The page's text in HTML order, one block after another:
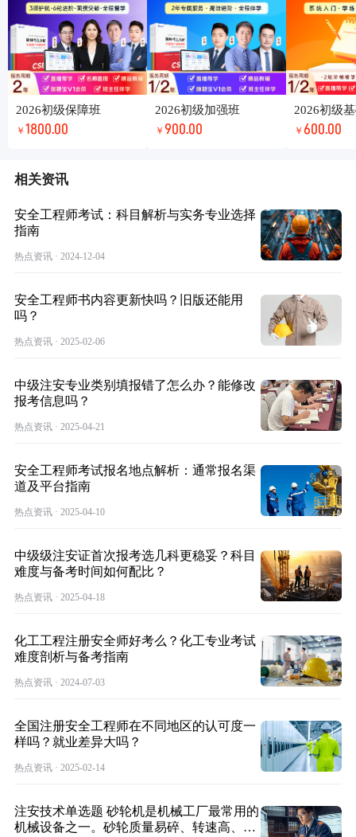
2026初级保障班
￥ 1800.00
2026初级加强班
￥ 900.00
2026初级
￥ 600.00
相关资讯
​安全工程师考试：科目解析与实务专业选择
指南
热点资讯 · 2024-12-04
安全工程师书内容更新快吗？旧版还能用
吗？
热点资讯 · 2025-02-06
中级注安专业类别填报错了怎么办？能修改
报考信息吗？
热点资讯 · 2025-04-21
安全工程师考试报名地点解析：通常报名渠
道及平台指南
热点资讯 · 2025-04-10
中级级注安证首次报考选几科更稳妥？科目
难度与备考时间如何配比？
热点资讯 · 2025-04-18
化工工程注册安全师好考么？化工专业考试
难度剖析与备考指南
热点资讯 · 2024-07-03
全国注册安全工程师在不同地区的认可度一
样吗？就业差异大吗？
热点资讯 · 2025-02-14
注安技术单选题 砂轮机是机械工厂最常用的
机械设备之一。砂轮质量易碎、转速高、使